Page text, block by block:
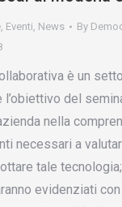
, Eventi, News By
è un
l’obiettivo del
nella
necessari a
tale
evidenziati